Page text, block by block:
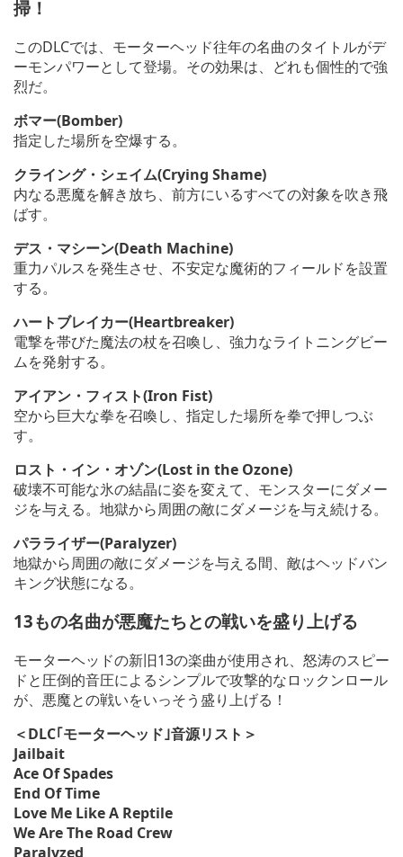
掃！
このDLCでは、モーターヘッド往年の名曲のタイトルがデ
ーモンパワーとして登場。その効果は、どれも個性的で強
烈だ。
ボマー(Bomber)
指定した場所を空爆する。
クライング・シェイム(Crying Shame)
内なる悪魔を解き放ち、前方にいるすべての対象を吹き飛
ばす。
デス・マシーン(Death Machine)
重力パルスを発生させ、不安定な魔術的フィールドを設置
する。
ハートブレイカー(Heartbreaker)
電撃を帯びた魔法の杖を召喚し、強力なライトニングビー
ムを発射する。
アイアン・フィスト(Iron Fist)
空から巨大な拳を召喚し、指定した場所を拳で押しつぶ
す。
ロスト・イン・オゾン(Lost in the Ozone)
破壊不可能な氷の結晶に姿を変えて、モンスターにダメー
ジを与える。地獄から周囲の敵にダメージを与え続ける。
パラライザー(Paralyzer)
地獄から周囲の敵にダメージを与える間、敵はヘッドバン
キング状態になる。
13もの名曲が悪魔たちとの戦いを盛り上げる
モーターヘッドの新旧13の楽曲が使用され、怒涛のスピー
ドと圧倒的音圧によるシンプルで攻撃的なロックンロール
が、悪魔との戦いをいっそう盛り上げる！
＜DLC｢モーターヘッド｣音源リスト＞
Jailbait
Ace Of Spades
End Of Time
Love Me Like A Reptile
We Are The Road Crew
Paralyzed